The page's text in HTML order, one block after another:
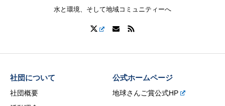
水と環境、そして地域コミュニティーへ
社団について
社団概要
公式ホームページ
地球さんご賞公式HP